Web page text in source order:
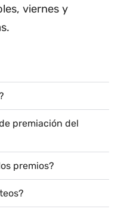
viernes y
premiación del
premios?